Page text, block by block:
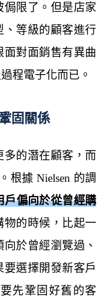
侷限了。但是店家
、等級的顧客進行
面對面銷售有異曲
程電子化而已。
固關係
的潛在顧客，而
根據 Nielsen 的調
戶偏向於從曾經購
物的時候，比起一
於曾經瀏覽過、
選擇開發新客戶
先鞏固好舊的客